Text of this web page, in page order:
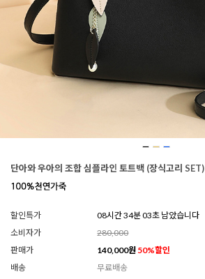
단아와 우아의 조합 심플라인 토트백 (장식고리 SET)
할인특가
08시간 33분 58초 남았습니다
소비자가
280,000
판매가
140,000원 50%할인
배송
무료배송